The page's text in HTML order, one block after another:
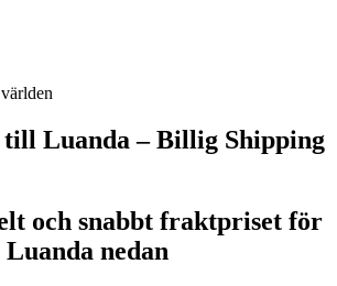
till Luanda – Billig Shipping
och snabbt fraktpriset för
nedan